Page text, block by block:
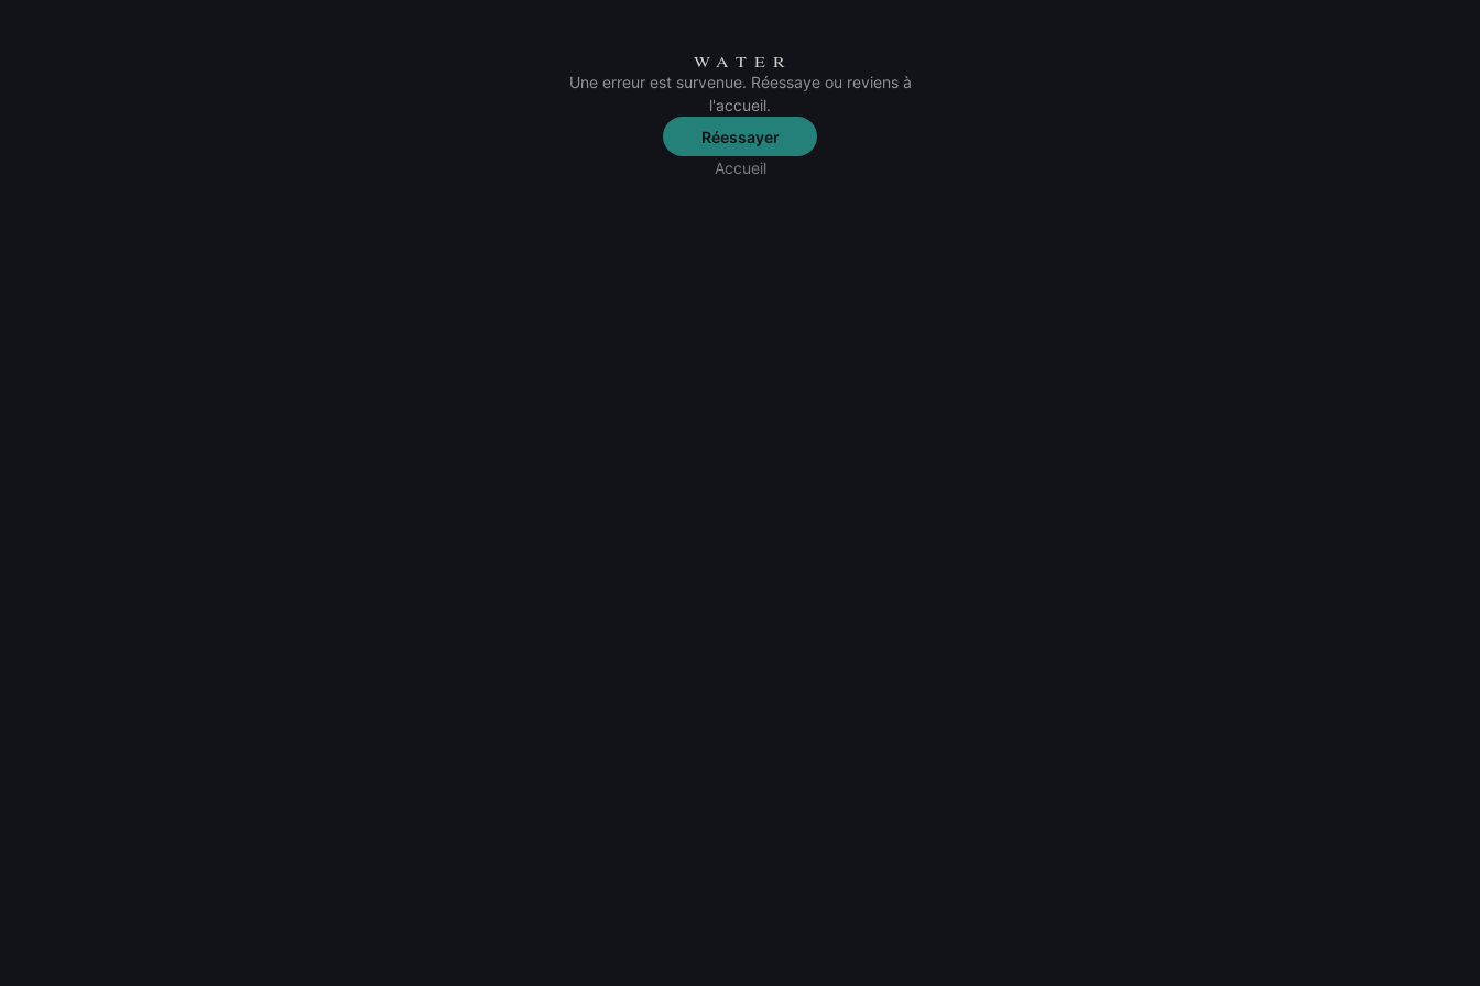
WATER
Une erreur est survenue. Réessaye ou reviens à
l'accueil.
Réessayer
Accueil